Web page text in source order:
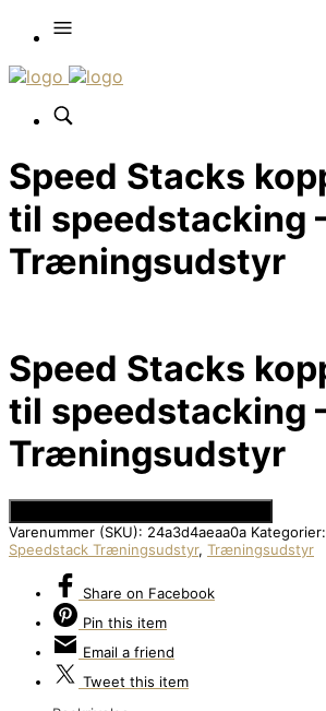
Speed Stacks
til speedstacking
Træningsudstyr
Speed Stacks
til speedstacking
Træningsudstyr
Varenummer (SKU): 24a3d4aeaa0a Kategorier:
Speedstack Træningsudstyr, Træningsudstyr
Share on Facebook
Pin this item
Email a friend
Tweet this item